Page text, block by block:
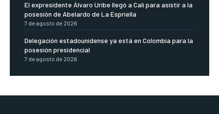
El expresidente Álvaro Uribe llegó a Cali para asistir a la
posesión de Abelardo de La Espriella
7 de agosto de 2026
Delegación estadounidense ya está en Colombia para la
posesión presidencial
7 de agosto de 2026